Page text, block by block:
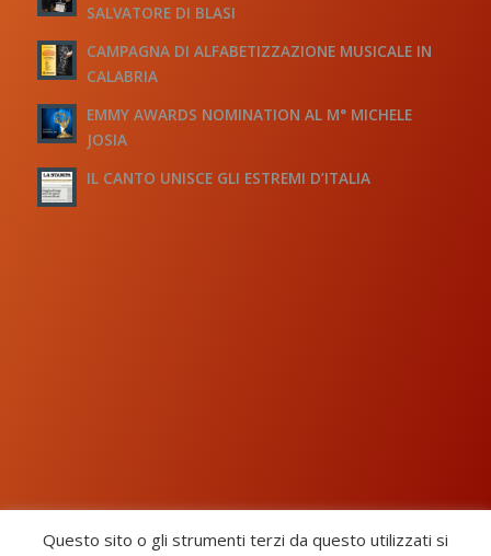
SALVATORE DI BLASI
CAMPAGNA DI ALFABETIZZAZIONE MUSICALE IN
CALABRIA
EMMY AWARDS NOMINATION AL M° MICHELE
JOSIA
IL CANTO UNISCE GLI ESTREMI D’ITALIA
Questo sito o gli strumenti terzi da questo utilizzati si